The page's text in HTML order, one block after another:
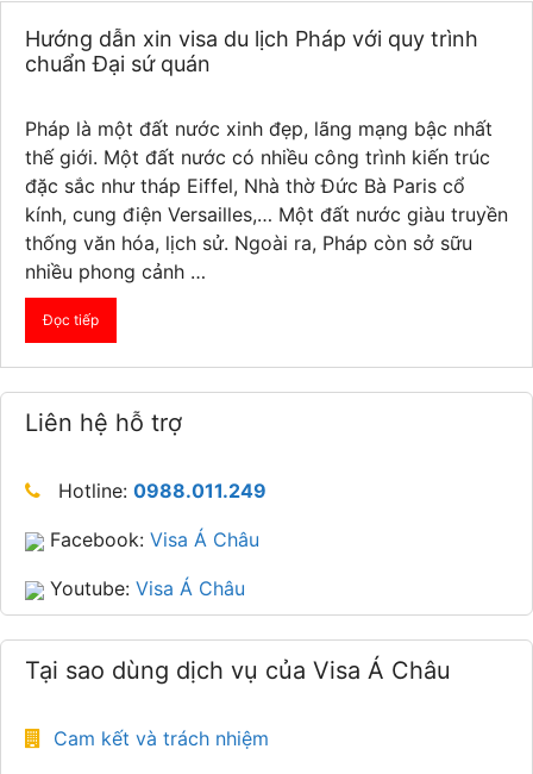
Hướng dẫn xin visa du lịch Pháp với quy trình
chuẩn Đại sứ quán
Pháp là một đất nước xinh đẹp, lãng mạng bậc nhất
thế giới. Một đất nước có nhiều công trình kiến trúc
đặc sắc như tháp Eiffel, Nhà thờ Đức Bà Paris cổ
kính, cung điện Versailles,… Một đất nước giàu truyền
thống văn hóa, lịch sử. Ngoài ra, Pháp còn sở sữu
nhiều phong cảnh …
Đọc tiếp
Liên hệ hỗ trợ
Hotline: 0988.011.249
Facebook: Visa Á Châu
Youtube: Visa Á Châu
Tại sao dùng dịch vụ của Visa Á Châu
Cam kết và trách nhiệm